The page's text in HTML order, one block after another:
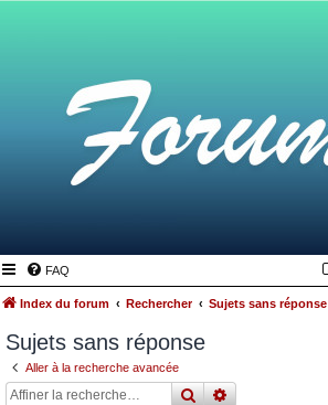
FAQ
Index du forum Rechercher Sujets sans réponse
Sujets sans réponse
Aller à la recherche avancée
rechercher
recherche